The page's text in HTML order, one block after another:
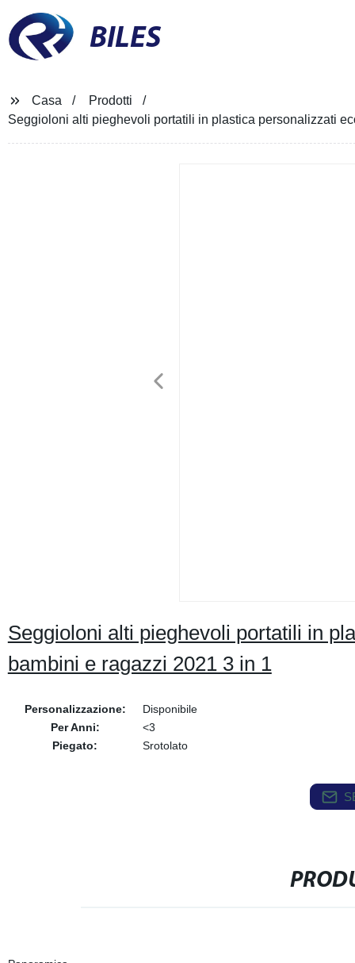
BILES
Casa
Prodotti
Seggioloni alti pieghevoli portatili in plastica personalizzati
Seggioloni alti pieghevoli portatili in
bambini e ragazzi 2021 3 in 1
Personalizzazione:
Disponibile
Per Anni:
<3
Piegato:
Srotolato